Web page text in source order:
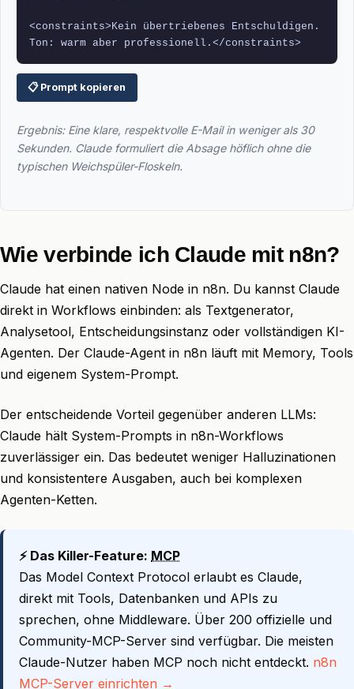
<constraints>Kein übertriebenes Entschuldigen.
Ton: warm aber professionell.</constraints>
📋 Prompt kopieren
Ergebnis: Eine klare, respektvolle E-Mail in weniger als 30
Sekunden. Claude formuliert die Absage höflich ohne die
typischen Weichspüler-Floskeln.
Wie verbinde ich Claude mit n8n?
Claude hat einen nativen Node in n8n. Du kannst Claude
direkt in Workflows einbinden: als Textgenerator,
Analysetool, Entscheidungsinstanz oder vollständigen KI-
Agenten. Der Claude-Agent in n8n läuft mit Memory, Tools
und eigenem System-Prompt.
Der entscheidende Vorteil gegenüber anderen LLMs:
Claude hält System-Prompts in n8n-Workflows
zuverlässiger ein. Das bedeutet weniger Halluzinationen
und konsistentere Ausgaben, auch bei komplexen
Agenten-Ketten.
⚡ Das Killer-Feature: MCP
Das Model Context Protocol erlaubt es Claude,
direkt mit Tools, Datenbanken und APIs zu
sprechen, ohne Middleware. Über 200 offizielle und
Community-MCP-Server sind verfügbar. Die meisten
Claude-Nutzer haben MCP noch nicht entdeckt. n8n
MCP-Server einrichten →